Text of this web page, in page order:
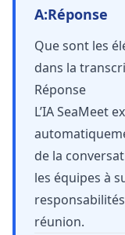
A:Réponse
Que sont les
dans la
Réponse
L’IA SeaMeet
de la
les équipes à
réunion.